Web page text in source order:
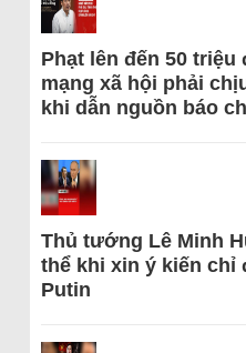
Phạt lên đến 50
mạng xã hội phải
khi dẫn nguồn báo
Thủ tướng Lê Minh
thể khi xin ý kiến chỉ
Putin